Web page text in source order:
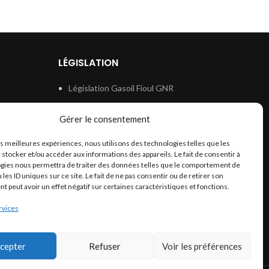
Gérer le consentement
meilleures expériences, nous utilisons des technologies telles que les
et/ou accéder aux informations des appareils. Le fait de consentir à
nous permettra de traiter des données telles que le comportement de
les ID uniques sur ce site. Le fait de ne pas consentir ou de retirer son
peut avoir un effet négatif sur certaines caractéristiques et fonctions.
Refuser Voir les préférences
LÉGISLATION
Législation Gasoil Fioul GNR
Législation Eau
Législation Lubrifiant
Législation Phytosanitaire